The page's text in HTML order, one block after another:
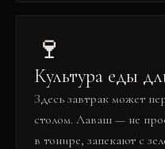
🍷
Культура еды
Здесь завтрак может
столом. Лаваш — не
в тонире, запекают с